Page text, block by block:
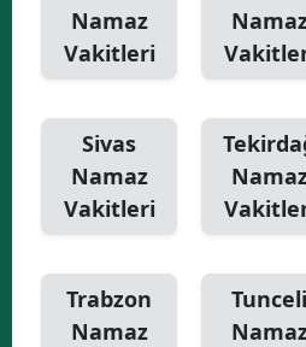
Namaz
Vakitleri
Sivas
Namaz
Vakitleri
Trabzon
Namaz
Tunceli